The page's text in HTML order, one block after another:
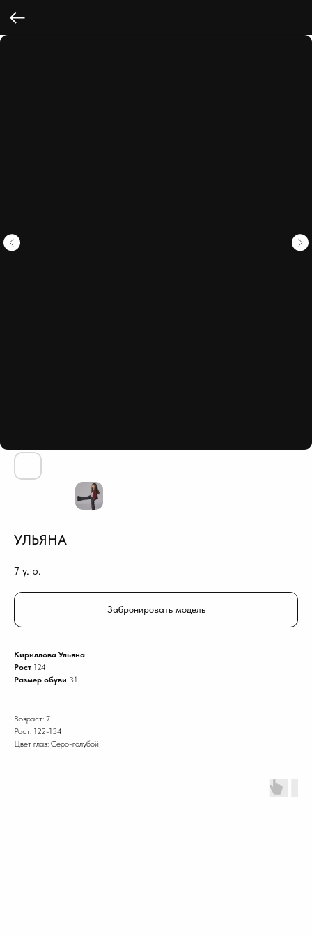
УЛЬЯНА
7 y. o.
Забронировать модель
Кириллова Ульяна
Рост 124
Размер обуви 31
Возраст: 7
Рост: 122-134
Цвет глаз: Серо-голубой